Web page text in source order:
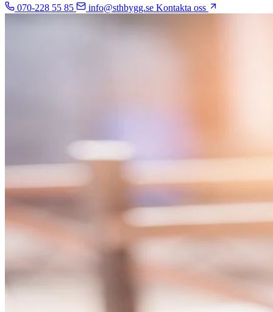
070-228 55 85 info@sthbygg.se Kontakta oss